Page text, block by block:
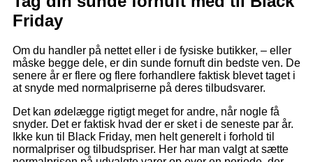
Friday
Om du handler på nettet eller i de fysiske butikker, – eller
måske begge dele, er din sunde fornuft din bedste ven. De
senere år er flere og flere forhandlere faktisk blevet taget i
at snyde med normalpriserne på deres tilbudsvarer.
Det kan ødelægge rigtigt meget for andre, når nogle få
snyder. Det er faktisk hvad der er sket i de seneste par år.
Ikke kun til Black Friday, men helt generelt i forhold til
normalpriser og tilbudspriser. Her har man valgt at sætte